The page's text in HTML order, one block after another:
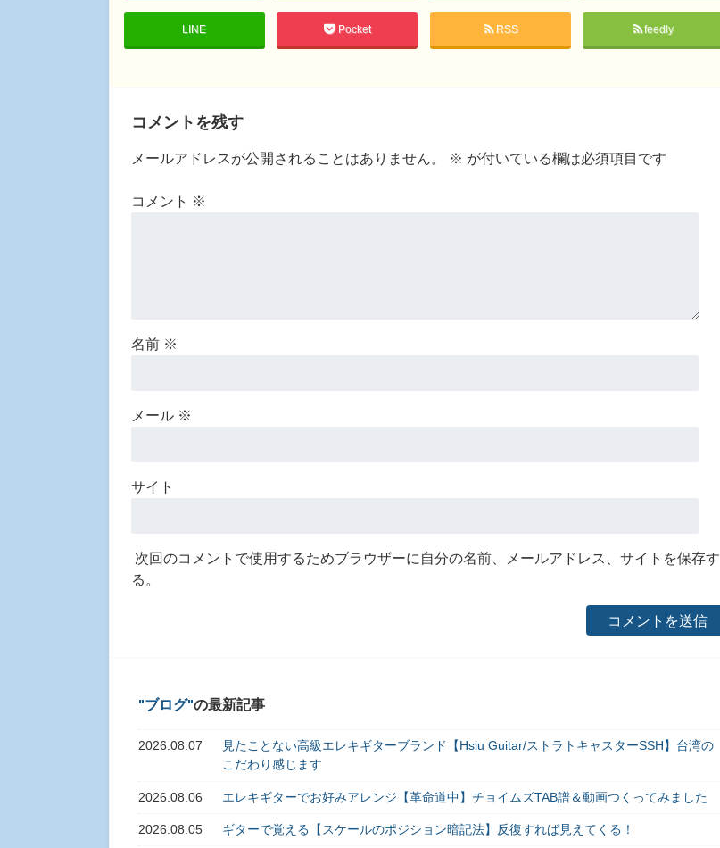
LINE Pocket RSS feedly
コメントを残す
メールアドレスが公開されることはありません。 ※ が付いている欄は必須項目です
コメント ※
名前 ※
メール ※
サイト
次回のコメントで使用するためブラウザーに自分の名前、メールアドレス、サイトを保存す
る。
ブログ の最新記事
2026.08.07
見たことない高級エレキギターブランド【Hsiu Guitar/ストラトキャスターSSH】台湾の
こだわり感じます
2026.08.06 エレキギターでお好みアレンジ【革命道中】チョイムズTAB譜＆動画つくってみました
2026.08.05 ギターで覚える【スケールのポジション暗記法】反復すれば見えてくる！